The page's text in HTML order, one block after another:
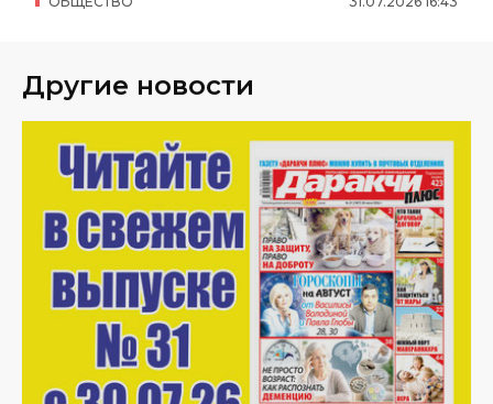
Другие новости